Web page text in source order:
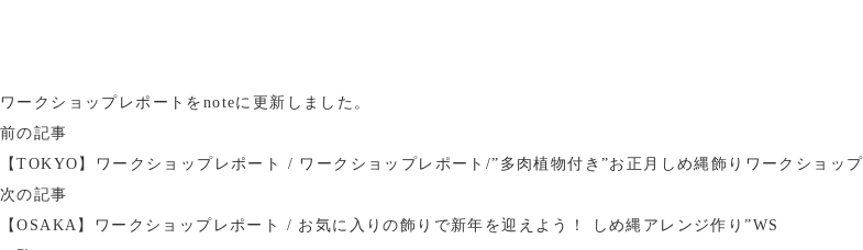
ワークショップレポートをnoteに更新しました。
前の記事
【TOKYO】ワークショップレポート / ワークショップレポート/”多肉植物付き”お正月しめ縄飾りワークショップ
次の記事
【OSAKA】ワークショップレポート / お気に入りの飾りで新年を迎えよう！ しめ縄アレンジ作り”WS